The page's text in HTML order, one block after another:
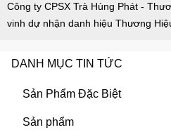
Công ty CPSX Trà Hùng Phát -
vinh dự nhận danh hiệu Thương
DANH MỤC TIN TỨC
Sản Phẩm Đặc Biệt
Sản phẩm